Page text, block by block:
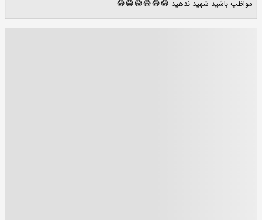
مواظب باشید شهید ندهید 😂😂😂😂😂😂